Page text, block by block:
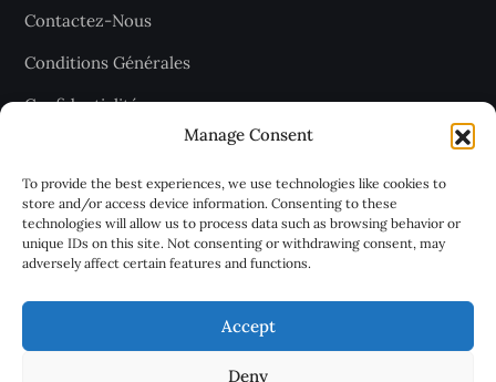
Manage Consent
To provide the best experiences, we use technologies like cookies to
store and/or access device information. Consenting to these
technologies will allow us to process data such as browsing behavior or
unique IDs on this site. Not consenting or withdrawing consent, may
adversely affect certain features and functions.
Accept
Deny
Contactez-Nous
Conditions Générales
Confidentialité
Recevez les dernières articles
chaque jour